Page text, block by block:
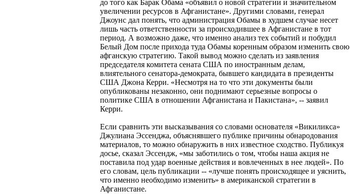
до того как Барак Обама «объявил о новой стратегии и значительном
увеличении ресурсов в Афганистане». Другими словами, генерал
Джоунс дал понять, что администрация Обамы в худшем случае несет
лишь часть ответственности за происходившее в Афганистане в тот
период. А возможно даже, что именно анализ тех событий и побудил
Белый Дом после прихода туда Обамы коренным образом изменить свою
афганскую стратегию. Такой вывод можно сделать из заявления
председателя комитета сената США по иностранным делам,
влиятельного сенатора-демократа, бывшего кандидата в президенты
США Джона Керри. «Несмотря на то что эти документы были
опубликованы незаконно, они поднимают серьезные вопросы о
политике США в отношении Афганистана и Пакистана», -- заявил
Керри.
Если сравнить эти высказывания со словами основателя «Викиликса»
Джулиана Эссенджа, объяснявшего публике причины обнародования
материалов, то можно обнаружить в них известное сходство. Публикуя
досье, сказал Эссендж, «мы заботились о том, чтобы наша акция не
поставила под удар военные действия и вовлеченных в нее людей». По
его словам, цель публикации -- «лучше понять происходящее и уяснить,
что именно необходимо изменить» в американской стратегии в
Афганистане.